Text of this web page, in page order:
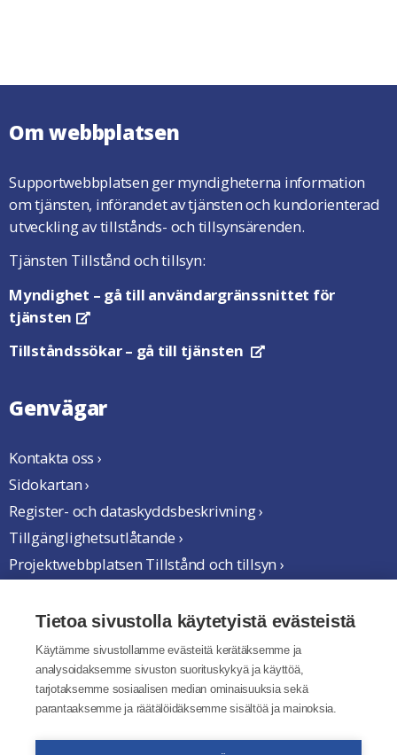
Om webbplatsen
Supportwebbplatsen ger myndigheterna information
om tjänsten, införandet av tjänsten och kundorienterad
utveckling av tillstånds- och tillsynsärenden.
Tjänsten Tillstånd och tillsyn:
Myndighet – gå till användargränssnittet för
tjänsten
Öppnas i en ny flik
Tillståndssökar– gå till tjänsten Öppnas i en ny flik
Genvägar
Kontakta oss ›
Sidokartan ›
Register- och dataskyddsbeskrivning ›
Tillgänglighetsutlåtande ›
Projektwebbplatsen Tillstånd och tillsyn ›
Vi samarbetar
Tietoa sivustolla käytetyistä evästeistä
Käytämme sivustollamme evästeitä kerätäksemme ja
analysoidaksemme sivuston suorituskykyä ja käyttöä,
tarjotaksemme sosiaalisen median ominaisuuksia sekä
parantaaksemme ja räätälöidäksemme sisältöä ja mainoksia.